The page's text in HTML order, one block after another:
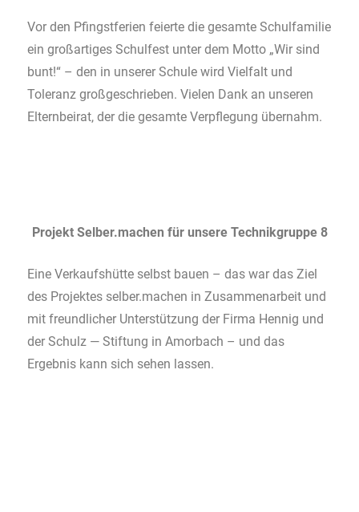
Vor den Pfingstferien feierte die gesamte Schulfamilie
ein großartiges Schulfest unter dem Motto „Wir sind
bunt!“ – den in unserer Schule wird Vielfalt und
Toleranz großgeschrieben. Vielen Dank an unseren
Elternbeirat, der die gesamte Verpflegung übernahm.
Projekt Selber.machen für unsere Technikgruppe 8
Eine Verkaufshütte selbst bauen – das war das Ziel
des Projektes selber.machen in Zusammenarbeit und
mit freundlicher Unterstützung der Firma Hennig und
der Schulz — Stiftung in Amorbach – und das
Ergebnis kann sich sehen lassen.